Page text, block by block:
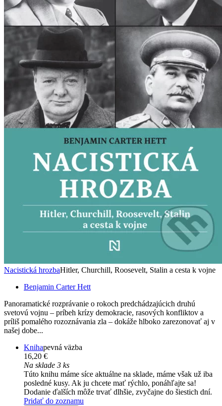
Nacistická hrozbaHitler, Churchill, Roosevelt, Stalin a cesta k vojne
Benjamin Carter Hett
Panoramatické rozprávanie o rokoch predchádzajúcich druhú
svetovú vojnu – príbeh krízy demokracie, rasových konfliktov a
príliš pomalého rozoznávania zla – dokáže hlboko zarezonovať aj v
našej dobe...
Knihapevná väzba
16,20 €
Na sklade 3 ks
Túto knihu máme síce aktuálne na sklade, máme však už iba
posledné kusy. Ak ju chcete mať rýchlo, ponáhľajte sa!
Dodanie ďalších môže trvať dlhšie, zvyčajne do šiestich dní.
Pridať do zoznamu